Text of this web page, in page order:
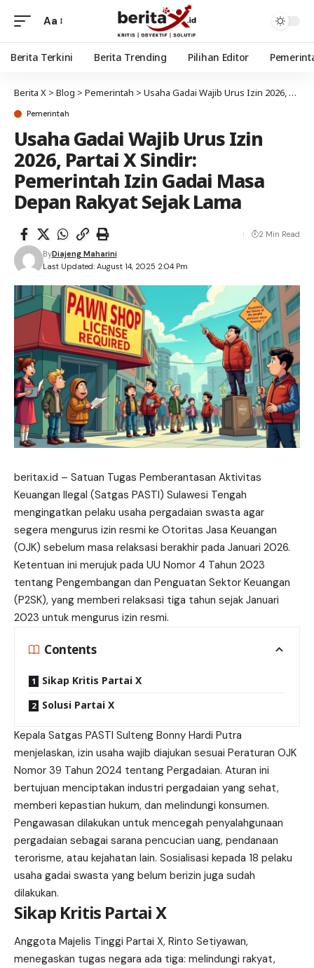
Aa
Berita Terkini Berita Trending Pilihan Editor
Berita X > Blog > Pemerintah > Usaha Gadai Wajib Urus Izin 2026, Partai X Sindir: Pemerintah Izin Gadai Masa Depan Rakyat Sejak Lama
Pemerintah
Usaha Gadai Wajib Urus Izin
2026, Partai X Sindir:
Pemerintah Izin Gadai Masa
Depan Rakyat Sejak Lama
Last Updated: August 14, 2025 2:04 Pm
ByDiajeng Maharini
2 Min Read
beritax.id – Satuan Tugas Pemberantasan Aktivitas
Keuangan Ilegal (Satgas PASTI) Sulawesi Tengah
mengingatkan pelaku usaha pergadaian swasta agar
segera mengurus izin resmi ke Otoritas Jasa Keuangan
(OJK) sebelum masa relaksasi berakhir pada Januari 2026.
Ketentuan ini merujuk pada UU Nomor 4 Tahun 2023
tentang Pengembangan dan Penguatan Sektor Keuangan
(P2SK), yang memberi relaksasi tiga tahun sejak Januari
2023 untuk mengurus izin resmi.
Contents
Sikap Kritis Partai X
Solusi Partai X
Kepala Satgas PASTI Sulteng Bonny Hardi Putra
menjelaskan, izin usaha wajib diajukan sesuai Peraturan OJK
Nomor 39 Tahun 2024 tentang Pergadaian. Aturan ini
bertujuan menciptakan industri pergadaian yang sehat,
memberi kepastian hukum, dan melindungi konsumen.
Pengawasan dilakukan untuk mencegah penyalahgunaan
pergadaian sebagai sarana pencucian uang, pendanaan
terorisme, atau kejahatan lain. Sosialisasi kepada 18 pelaku
usaha gadai swasta yang belum berizin juga sudah
dilakukan.
Sikap Kritis Partai X
Anggota Majelis Tinggi Partai X, Rinto Setiyawan,
menegaskan tugas negara ada tiga: melindungi rakyat,